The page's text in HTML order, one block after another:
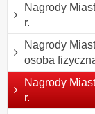
Nagrody
r.
Nagrody
osoba
Nagrody
r.